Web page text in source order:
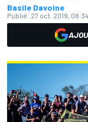
Basile Davoine
Publié: 27 oct. 2019, 08:34